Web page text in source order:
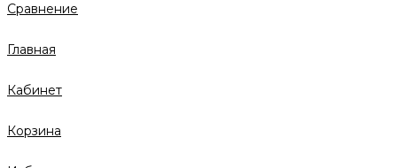
Сравнение
Главная
Кабинет
Корзина